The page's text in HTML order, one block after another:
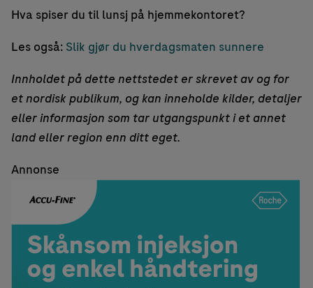
Hva spiser du til lunsj på hjemmekontoret?
Les også: Slik gjør du hverdagsmaten sunnere
Innholdet på dette nettstedet er skrevet av og for
et nordisk publikum, og kan inneholde kilder, detaljer
eller informasjon som tar utgangspunkt i et annet
land eller region enn ditt eget.
Annonse